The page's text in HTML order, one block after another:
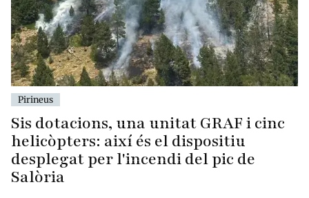
Pirineus
Sis dotacions, una unitat GRAF i cinc
helicòpters: així és el dispositiu
desplegat per l'incendi del pic de
Salòria